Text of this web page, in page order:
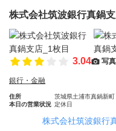
株式会社筑波銀行真鍋
3.04 写真
銀行・金融
住所
茨城県土浦市真鍋新町
本日の営業状況 定休日
株式会社筑波銀行